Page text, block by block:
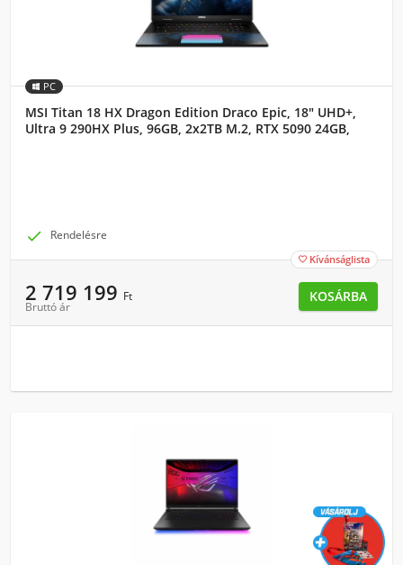
PC
MSI Titan 18 HX Dragon Edition Draco Epic, 18" UHD+,
Ultra 9 290HX Plus, 96GB, 2x2TB M.2, RTX 5090 24GB,
 Rendelésre
 Kívánságlista
2 719 199 Ft
Bruttó ár
KOSÁRBA